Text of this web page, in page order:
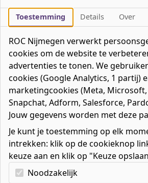
Werken & Leren
Mavo / havo / vwo
Contact
Over ons
Bedrijven
Favorieten0favorieten
Mijn ROC
Zoeken
Toestemming Details Over
ROC Nijmegen verwerkt
cookies om de website te
advertenties te tonen. We
cookies (Google Analytics, 1 partij)
marketingcookies (Meta,
Snapchat, Adform, Salesforce,
Jouw gegevens worden met deze
Je kunt je toestemming op elk
intrekken: klik op de cookieknop
keuze aan en klik op "Keuze
Kies uw cookie-voorkeuren
Noodzakelijk